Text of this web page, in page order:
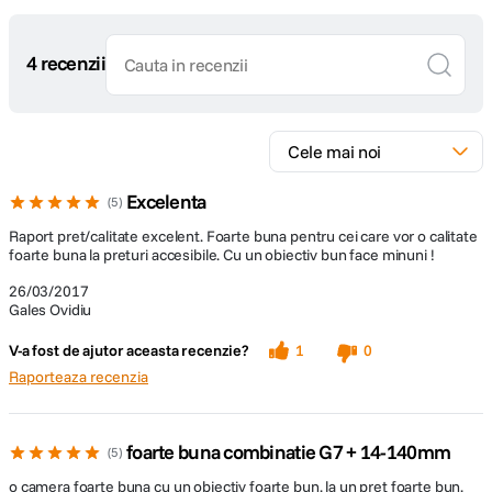
inregistrate
3D); [16:9] 4592x2584(L) / 3840x2160(M)
/ 1920x1080(S) / 1824x1024 (cu obiectiv
3D); [1:1] 3424x3424(L) / 2416x2416(M) /
1712x1712(S) / 1712x1712 (cu obiectiv
Format fisiere
JPEG (pentru Camera File System, bazat
pe Exif 2.21 standard), RAW,
corespondent DPOF MPO, cu obiectiv 3D
Profil culoare sRGB / Adobe RGB
Sensibilitate
Masurarea
Moduri
Program AE , AE prioritate de diafragma ,
4 recenzii
5 Excelenta
26/03/2017
Gales Ovidiu
Raport pret/calitate excelent. Foarte buna pentru cei care vor o calitate
foarte buna la preturi accesibile. Cu un obiectiv bun face minuni !
V-a fost de ajutor aceasta recenzie? 1
0
Raporteaza recenzia
5 foarte buna combinatie G7 + 14-140mm
o camera foarte buna cu un obiectiv foarte bun, la un pret foarte bun,